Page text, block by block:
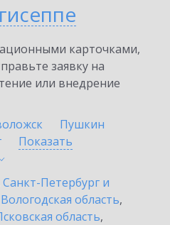
карточками,
заявку на
или внедрение
Пушкин
Показать
Санкт-Петербург и
Вологодская область,
область,